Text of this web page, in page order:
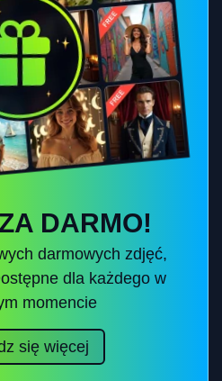
DARMO!
darmowych zdjęć,
dla każdego w
momencie
się więcej